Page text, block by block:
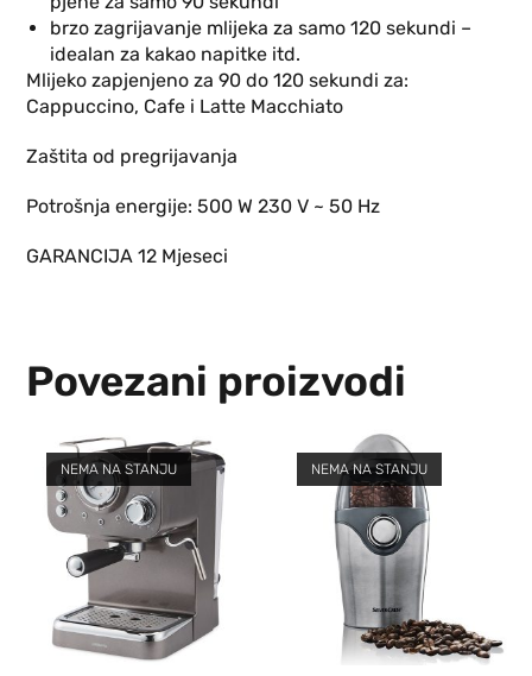
brzo zagrijavanje mlijeka za samo 120 sekundi –
idealan za kakao napitke itd.
Mlijeko zapjenjeno za 90 do 120 sekundi za:
Cappuccino, Cafe i Latte Macchiato
Zaštita od pregrijavanja
Potrošnja energije: 500 W 230 V ~ 50 Hz
GARANCIJA 12 Mjeseci
Povezani proizvodi
NEMA NA STANJU NEMA NA STANJU